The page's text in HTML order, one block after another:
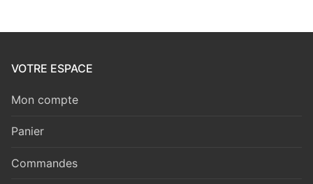
VOTRE ESPACE
Mon compte
Panier
Commandes